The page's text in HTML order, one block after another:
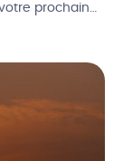
prochain
et répondre